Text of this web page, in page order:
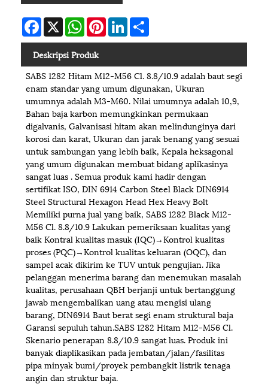
Facebook
X WhatsAppPinterestLinkedIn
Deskripsi Produk
SABS 1282 Hitam M12-M56 Cl. 8.8/10.9 adalah baut segi
enam standar yang umum digunakan, Ukuran
umumnya adalah M3-M60. Nilai umumnya adalah 10,9,
Bahan baja karbon memungkinkan permukaan
digalvanis, Galvanisasi hitam akan melindunginya dari
korosi dan karat, Ukuran dan jarak benang yang sesuai
untuk sambungan yang lebih baik, Kepala heksagonal
yang umum digunakan membuat bidang aplikasinya
sangat luas . Semua produk kami hadir dengan
sertifikat ISO, DIN 6914 Carbon Steel Black DIN6914
Steel Structural Hexagon Head Hex Heavy Bolt
Memiliki purna jual yang baik, SABS 1282 Black M12-
M56 Cl. 8.8/10.9 Lakukan pemeriksaan kualitas yang
baik Kontral kualitas masuk (IQC)→Kontrol kualitas
proses (PQC)→Kontrol kualitas keluaran (OQC), dan
sampel acak dikirim ke TUV untuk pengujian. Jika
pelanggan menerima barang dan menemukan masalah
kualitas, perusahaan QBH berjanji untuk bertanggung
jawab mengembalikan uang atau mengisi ulang
barang, DIN6914 Baut berat segi enam struktural baja
Garansi sepuluh tahun.SABS 1282 Hitam M12-M56 Cl.
Skenario penerapan 8.8/10.9 sangat luas. Produk ini
banyak diaplikasikan pada jembatan/jalan/fasilitas
pipa minyak bumi/proyek pembangkit listrik tenaga
angin dan struktur baja.